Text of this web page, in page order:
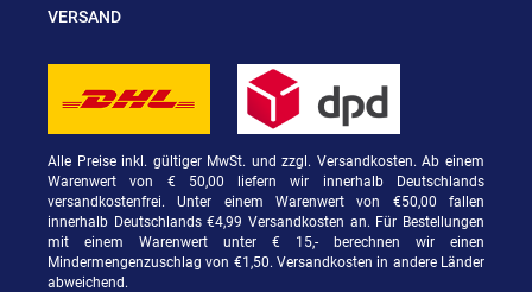
VERSAND
Alle Preise inkl. gültiger MwSt. und zzgl. Versandkosten. Ab einem
Warenwert von € 50,00 liefern wir innerhalb Deutschlands
versandkostenfrei. Unter einem Warenwert von €50,00 fallen
innerhalb Deutschlands €4,99 Versandkosten an. Für Bestellungen
mit einem Warenwert unter € 15,- berechnen wir einen
Mindermengenzuschlag von €1,50. Versandkosten in andere Länder
abweichend.